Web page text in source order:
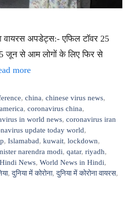
वायरस अपडेट्स:- एफिल टॉवर 25
जून से आम लोगों के लिए फिर से
more
,china,chinese virus news,
, coronavirus china,
in world news, coronavirus iran
update today world,
, Islamabad, kuwait, lockdown,
narendra modi, qatar, riyadh,
News, World News in Hindi,
,दुनिया में कोरोना,दुनिया में कोरोना वायरस,